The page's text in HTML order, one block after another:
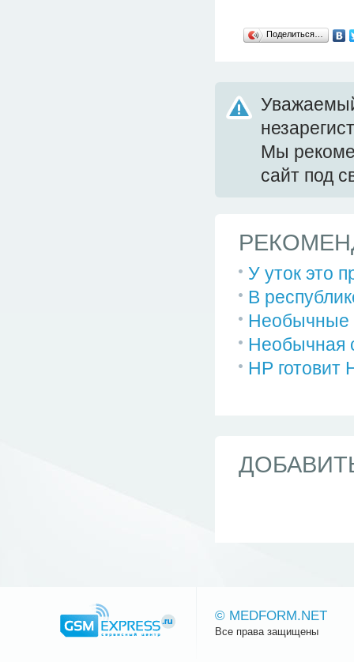
Поделиться…
Мы
сайт под
У уток это
В
Необычные
Необычная
HP готовит
© MEDFORM.NET
Все права защищены